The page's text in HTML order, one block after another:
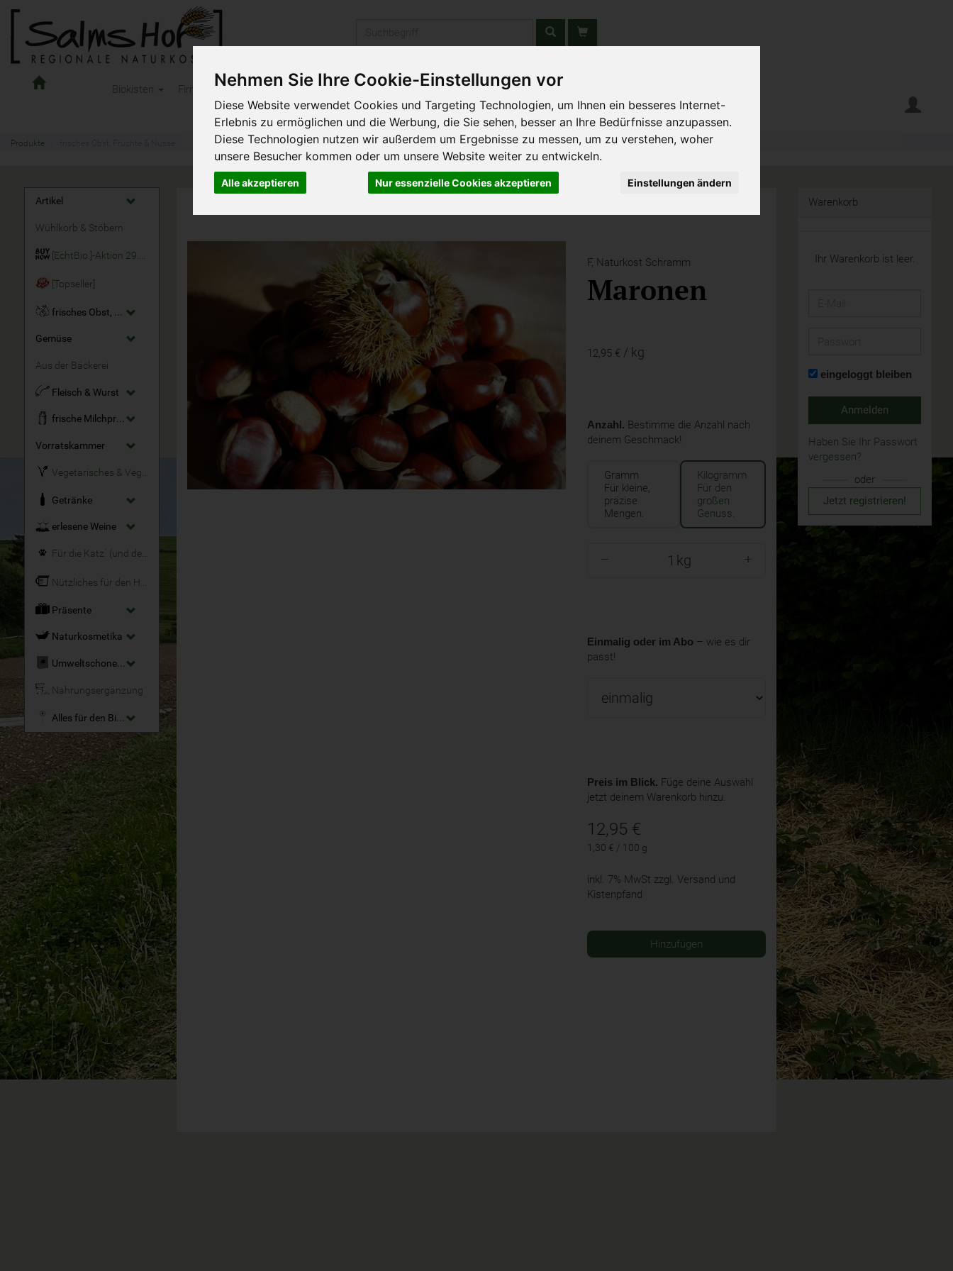
Nehmen Sie Ihre Cookie-Einstellungen vor
Diese Website verwendet Cookies und Targeting Technologien, um Ihnen ein besseres Internet-
Erlebnis zu ermöglichen und die Werbung, die Sie sehen, besser an Ihre Bedürfnisse anzupassen.
Diese Technologien nutzen wir außerdem um Ergebnisse zu messen, um zu verstehen, woher
unsere Besucher kommen oder um unsere Website weiter zu entwickeln.
Alle akzeptieren Nur essenzielle Cookies akzeptieren Einstellungen ändern
Salms
Biokisten Firmen-Obst Kindertagesstätten & Schulen Liefergebiet Wochenmarkt
Produkte
Artikel
Wühlkorb & Stöbern
[Topseller]
frisches Obst, Früchte & Nüsse
Gemüse
Aus der Bäckerei
Fleisch & Wurst
frische Milchprodukte
Vorratskammer
Getränke
erlesene Weine
Für die Katz´ (und den Hund)
Präsente
Naturkosmetika
Umweltschonende Reinigungsmittel
Nahrungsergänzung
Alles für den Bio-Garten
F, Naturkost Schramm
Maronen
12,95 € / kg
Anzahl. Bestimme die Anzahl nach
deinem Geschmack!
Gramm
Für kleine,
präzise
Mengen.
Kilogramm
Für den
großen
Genuss.
kg
Einmalig oder im Abo – wie es dir
passt!
Preis im Blick. Füge deine Auswahl
jetzt deinem Warenkorb hinzu.
12,95 €
1,30 € / 100 g
inkl. 7% MwSt zzgl. Versand und
Kistenpfand
Hinzufügen
Warenkorb
Ihr Warenkorb ist leer.
eingeloggt bleiben
Anmelden
Haben Sie Ihr Passwort
vergessen?
oder
Jetzt registrieren!